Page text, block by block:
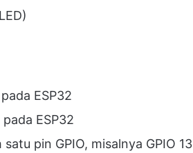
ESP32
pada ESP32
satu pin GPIO, misalnya GPIO 13